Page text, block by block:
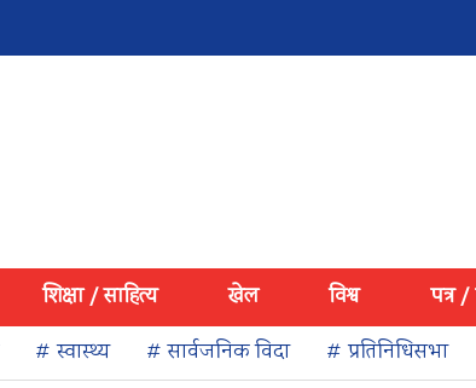
शिक्षा / साहित्य खेल विश्व पत्र /
# स्वास्थ्य # सार्वजनिक विदा # प्रतिनिधिसभा